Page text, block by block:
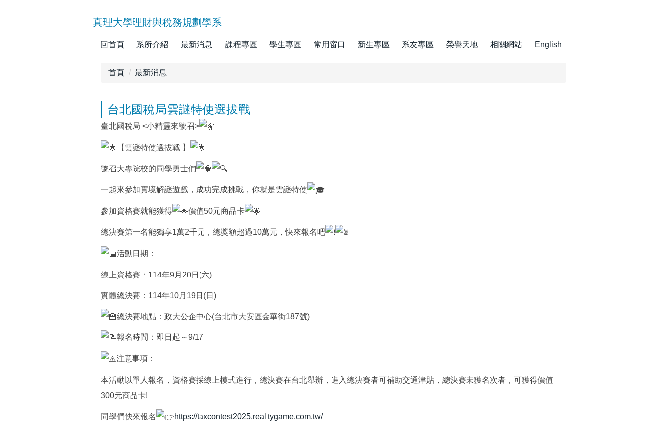
真理大學理財與稅務規劃學系
回首頁 系所介紹 最新消息 課程專區 學生專區 常用窗口 新生專區 系友專區 榮譽天地 相關網站 English
首頁 最新消息
台北國稅局雲謎特使選拔戰
臺北國稅局 <小精靈來號召>
【雲謎特使選拔戰 】
號召大專院校的同學勇士們
一起來參加實境解謎遊戲，成功完成挑戰，你就是雲謎特使
參加資格賽就能獲得 價值50元商品卡
總決賽第一名能獨享1萬2千元，總獎額超過10萬元，快來報名吧
活動日期：
線上資格賽：114年9月20日(六)
實體總決賽：114年10月19日(日)
總決賽地點：政大公企中心(台北市大安區金華街187號)
報名時間：即日起～9/17
注意事項：
本活動以單人報名，資格賽採線上模式進行，總決賽在台北舉辦，進入總決賽者可補助交通津貼，總決賽未獲名次者，可獲得價值
300元商品卡!
同學們快來報名 https://taxcontest2025.realitygame.com.tw/